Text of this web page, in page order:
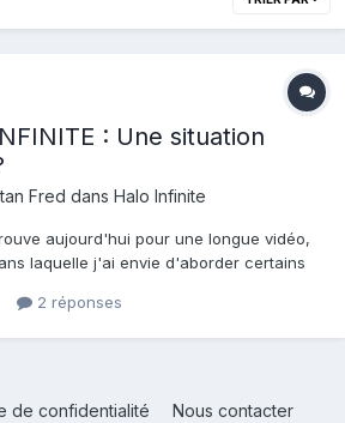
: Une situation
Fred dans Halo Infinite
aujourd'hui pour une longue vidéo,
laquelle j'ai envie d'aborder certains
au sujet de Halo INFINITE.
dit dans cette vidéo est cer...
2 réponses
de confidentialité
Nous contacter